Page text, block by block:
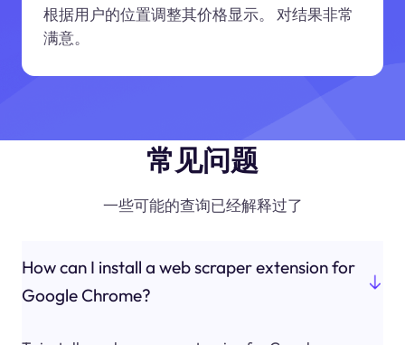
根据用户的位置调整其价格显示。 对结果非常
满意。
常见问题
一些可能的查询已经解释过了
How can I install a web scraper extension for
Google Chrome?